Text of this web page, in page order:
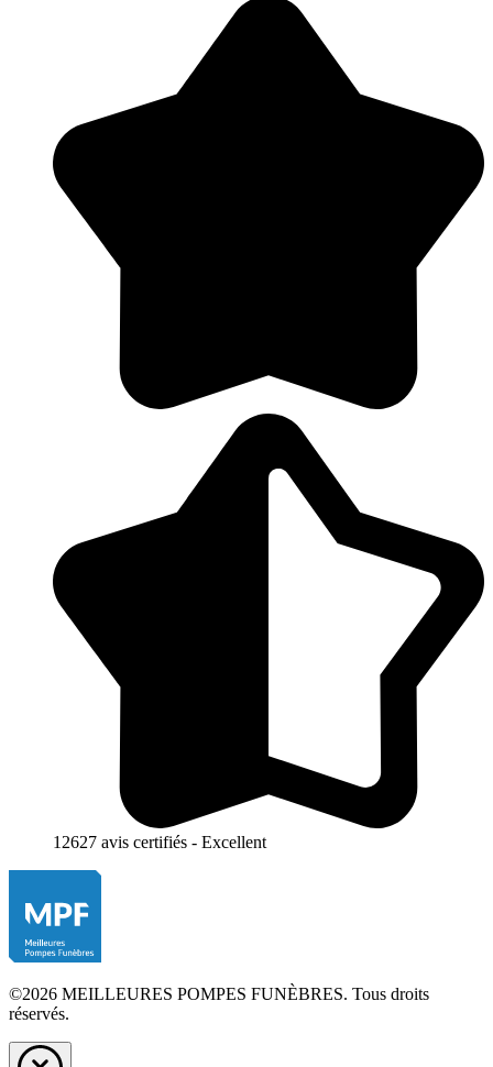
12627 avis certifiés - Excellent
©2026 MEILLEURES POMPES FUNÈBRES. Tous droits
réservés.